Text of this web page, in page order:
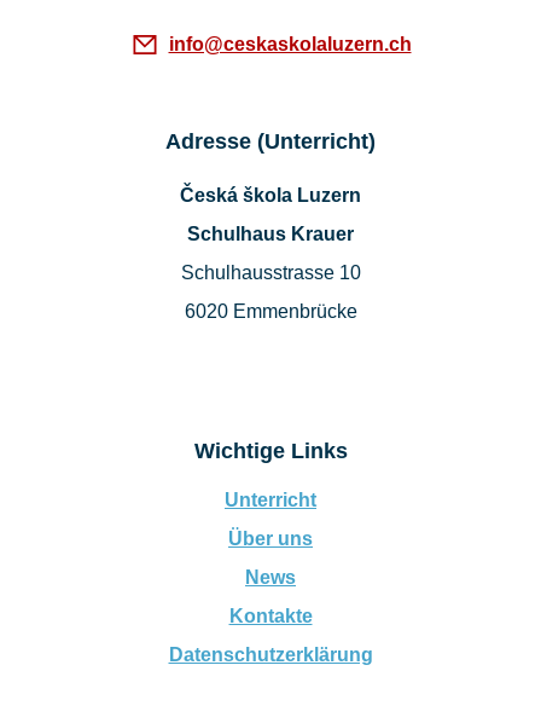
info@ceskaskolaluzern.ch
Adresse (Unterricht)
Česká škola Luzern
Schulhaus Krauer
Schulhausstrasse 10
6020 Emmenbrücke
Wichtige Links
Unterricht
Über uns
News
Kontakte
Datenschutzerklärung